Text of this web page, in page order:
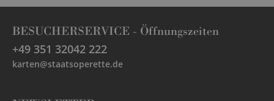
BESUCHERSERVICE - Öffnungszeiten
+49 351 32042 222
karten@staatsoperette.de